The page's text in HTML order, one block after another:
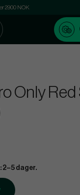
2900 NOK
Only
2–5 dager.